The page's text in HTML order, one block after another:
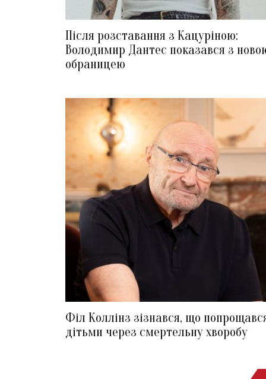
Після розставання з Кацуріною:
Володимир Дантес показався з
обраницею
Філ Коллінз зізнався, що
дітьми через смертельну хворобу